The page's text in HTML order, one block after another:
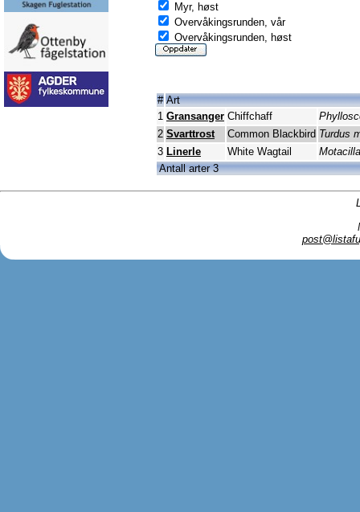
Myr, høst
Overvåkingsrunden, vår
Overvåkingsrunden, høst
# Art
1 Gransanger Chiffchaff
2 Svarttrost Common Blackbird Turdus
3 Linerle White Wagtail
Antall arter 3